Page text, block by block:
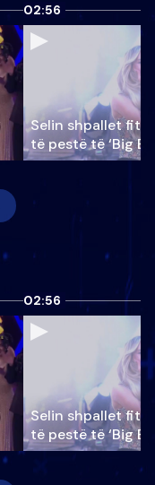
02:56
Selin shpallet
të pestë të ‘Big
02:56
Selin shpallet
të pestë të ‘Big